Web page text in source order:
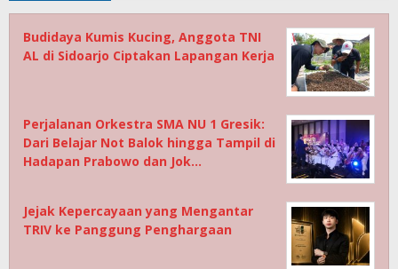
Budidaya Kumis Kucing, Anggota TNI
AL di Sidoarjo Ciptakan Lapangan Kerja
Perjalanan Orkestra SMA NU 1 Gresik:
Dari Belajar Not Balok hingga Tampil di
Hadapan Prabowo dan Jok…
Jejak Kepercayaan yang Mengantar
TRIV ke Panggung Penghargaan